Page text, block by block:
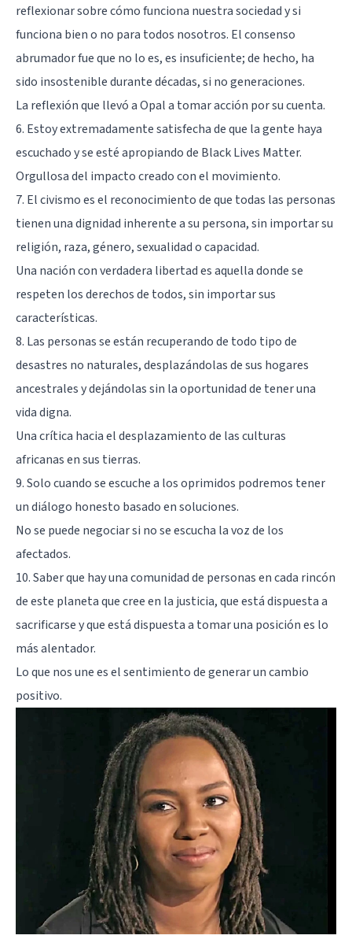
reflexionar sobre cómo funciona nuestra sociedad y si
funciona bien o no para todos nosotros. El consenso
abrumador fue que no lo es, es insuficiente; de hecho, ha
sido insostenible durante décadas, si no generaciones.
La reflexión que llevó a Opal a tomar acción por su cuenta.
6. Estoy extremadamente satisfecha de que la gente haya
escuchado y se esté apropiando de Black Lives Matter.
Orgullosa del impacto creado con el movimiento.
7. El civismo es el reconocimiento de que todas las personas
tienen una dignidad inherente a su persona, sin importar su
religión, raza, género, sexualidad o capacidad.
Una nación con verdadera libertad es aquella donde se
respeten los derechos de todos, sin importar sus
características.
8. Las personas se están recuperando de todo tipo de
desastres no naturales, desplazándolas de sus hogares
ancestrales y dejándolas sin la oportunidad de tener una
vida digna.
Una crítica hacia el desplazamiento de las culturas
africanas en sus tierras.
9. Solo cuando se escuche a los oprimidos podremos tener
un diálogo honesto basado en soluciones.
No se puede negociar si no se escucha la voz de los
afectados.
10. Saber que hay una comunidad de personas en cada rincón
de este planeta que cree en la justicia, que está dispuesta a
sacrificarse y que está dispuesta a tomar una posición es lo
más alentador.
Lo que nos une es el sentimiento de generar un cambio
positivo.